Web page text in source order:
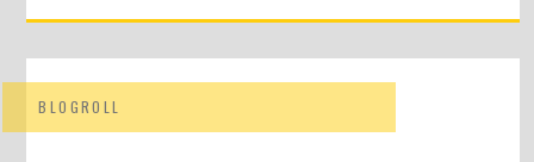
BLOGROLL